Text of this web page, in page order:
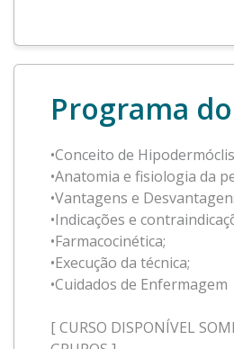
Programa
•Conceito de
•Anatomia e fisiologia da
•Vantagens e
•Indicações e
•Farmacocinética;
•Execução da técnica;
•Cuidados de Enfermagem
[ CURSO DISPONÍVEL